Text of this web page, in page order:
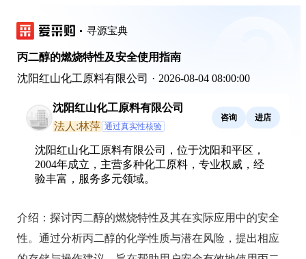
寻源宝典
丙二醇的燃烧特性及安全使用指南
沈阳红山化工原料有限公司 · 2026-08-04 08:00:00
沈阳红山化工原料有限公司
法人:林萍 通过真实性核验
咨询 进店
沈阳红山化工原料有限公司，位于沈阳和平区，
2004年成立，主营多种化工原料，专业权威，经
验丰富，服务多元领域。
介绍： 探讨丙二醇的燃烧特性及其在实际应用中的安全
性。通过分析丙二醇的化学性质与潜在风险，提出相应